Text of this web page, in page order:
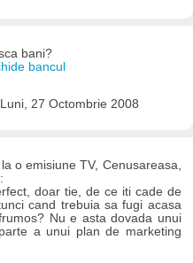
bani?
bancul
Luni, 27 Octombrie 2008
o emisiune TV, Cenusareasa,
doar tie, de ce iti cade de
cand trebuia sa fugi acasa
Nu e asta dovada unui
a unui plan de marketing